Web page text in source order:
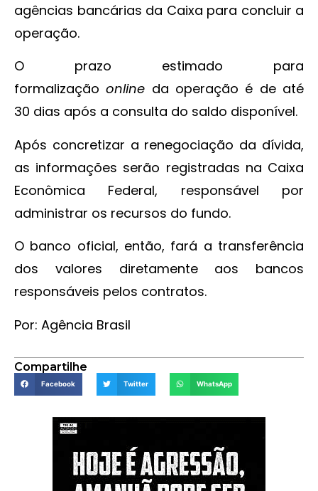
agências bancárias da Caixa para concluir a
operação.
O prazo estimado para
formalizaçãoonline da operação é de até
30 dias após a consulta do saldo disponível.
Após concretizar a renegociação da dívida,
as informações serão registradas na Caixa
Econômica Federal, responsável por
administrar os recursos do fundo.
O banco oficial, então, fará a transferência
dos valores diretamente aos bancos
responsáveis pelos contratos.
Por: Agência Brasil
Compartilhe
Facebook Twitter WhatsApp